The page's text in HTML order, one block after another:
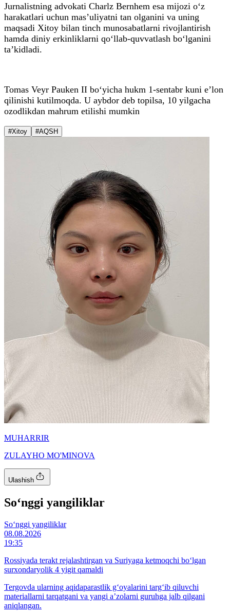
Jurnalistning advokati Charlz Bernhem esa mijozi o‘z
harakatlari uchun mas’uliyatni tan olganini va uning
maqsadi Xitoy bilan tinch munosabatlarni rivojlantirish
hamda diniy erkinliklarni qo‘llab-quvvatlash bo‘lganini
ta’kidladi.
Tomas Veyr Pauken II bo‘yicha hukm 1-sentabr kuni e’lon
qilinishi kutilmoqda. U aybdor deb topilsa, 10 yilgacha
ozodlikdan mahrum etilishi mumkin
#Xitoy #AQSH
MUHARRIR
ZULAYHO MO'MINOVA
Ulashish
So‘nggi yangiliklar
So‘nggi yangiliklar
08.08.2026
19:35
Rossiyada terakt rejalashtirgan va Suriyaga ketmoqchi bo‘lgan
surxondaryolik 4 yigit qamaldi
Tergovda ularning aqidaparastlik g‘oyalarini targ‘ib qiluvchi
materiallarni tarqatgani va yangi a’zolarni guruhga jalb qilgani
aniqlangan.